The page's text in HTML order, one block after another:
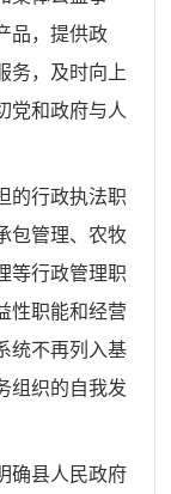
品，提供政
务，及时向上
党和政府与人
的行政执法职
包管理、农牧
等行政管理职
性职能和经营
统不再列入基
组织的自我发
确县人民政府